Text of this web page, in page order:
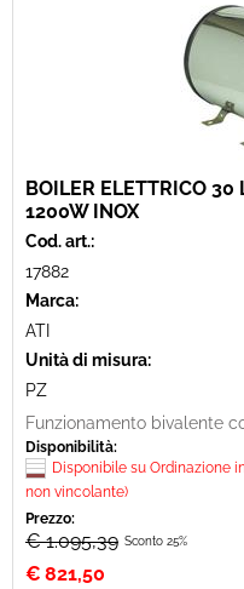
BOILER ELETTRICO 30
1200W INOX
Cod. art.:
17882
Marca:
ATI
Unità di misura:
PZ
Funzionamento bivalente
Disponibilità:
Disponibile su Ordinazione
non vincolante)
Prezzo:
€ 1.095,39 Sconto 25%
€ 821,50